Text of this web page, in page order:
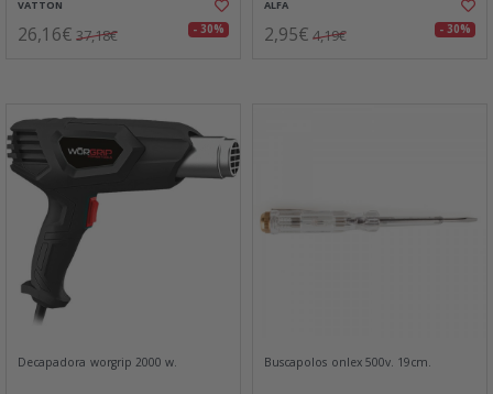
VATTON
26,16€ 37,18€ - 30%
ALFA
2,95€ 4,19€ - 30%
Decapadora worgrip 2000 w. Buscapolos onlex 500v. 19cm.